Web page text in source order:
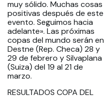
muy sólido. Muchas cosas
positivas después de este
evento. Seguimos hacia
adelante». Las próximas
copas del mundo serán en
Destne (Rep. Checa) 28 y
29 de febrero y Silvaplana
(Suiza) del 19 al 21 de
marzo.
RESULTADOS COPA DEL